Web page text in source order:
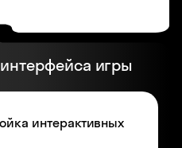
игры
интерактивных